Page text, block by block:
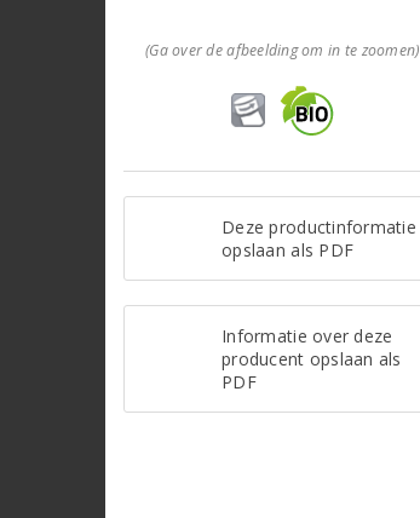
(Ga over de afbeelding om in te zoomen)
Deze productinformatie
opslaan als PDF
Informatie over deze
producent opslaan als
PDF